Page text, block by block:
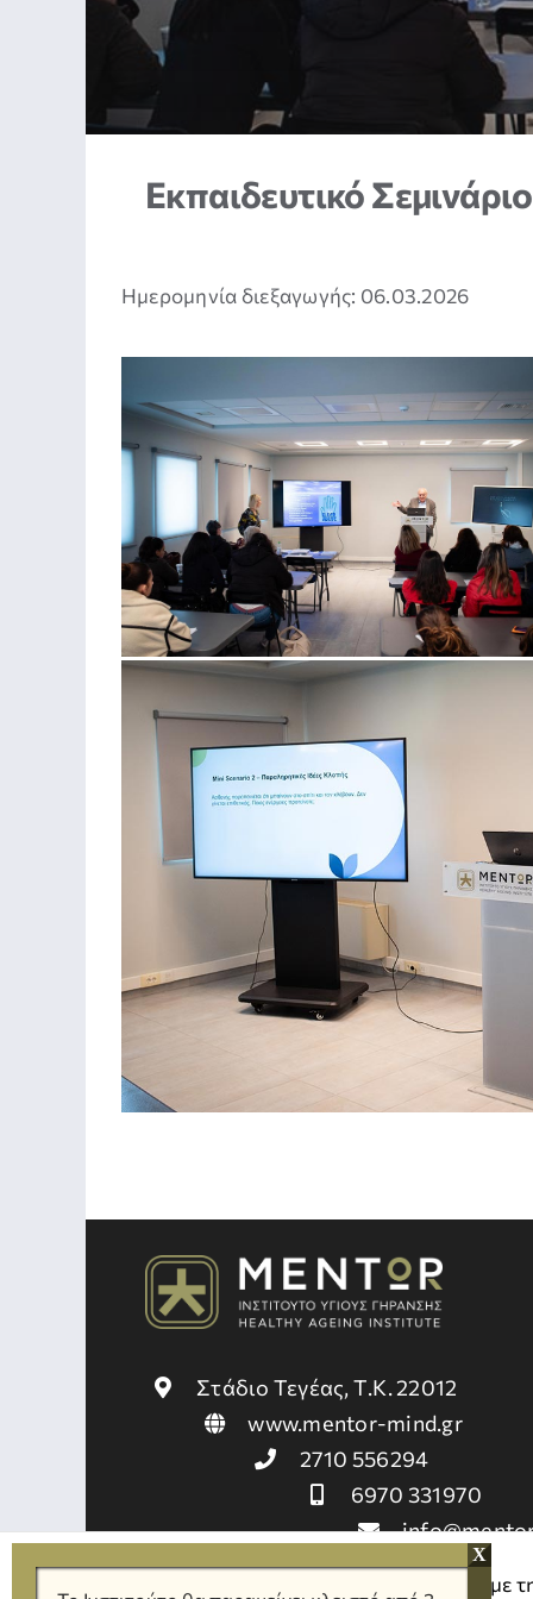
Εκπαιδευτικό
Ημερομηνία διεξαγωγής: 06.03.2026
Στάδιο Τεγέας, Τ.Κ. 22012
www.mentor-mind.gr
2710 556294
6970 331970
mind.gr
Χρησιμοποιούμε cookies για να σας προσφέρουμε